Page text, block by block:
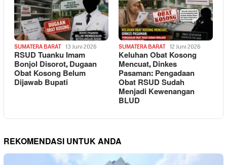
SUMATERA BARAT 13 Juni 2026
RSUD Tuanku Imam
Bonjol Disorot, Dugaan
Obat Kosong Belum
Dijawab Bupati
SUMATERA BARAT 12 Juni 2026
Keluhan Obat Kosong
Mencuat, Dinkes
Pasaman: Pengadaan
Obat RSUD Sudah
Menjadi Kewenangan
BLUD
REKOMENDASI UNTUK ANDA